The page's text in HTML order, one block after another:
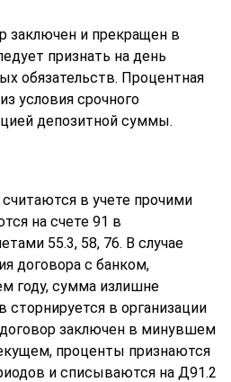
заключен и прекращен в
признать на день
обязательств. Процентная
условия срочного
депозитной суммы.
в учете прочими
на счете 91 в
55.3, 58, 76. В случае
договора с банком,
году, сумма излишне
сторнируется в организации
договор заключен в минувшем
проценты признаются
и списываются на Д91.2